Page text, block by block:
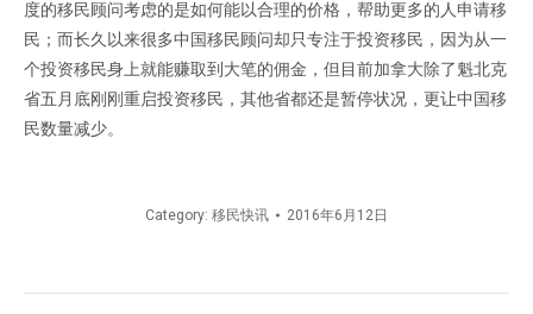
度的移民顾问考虑的是如何能以合理的价格，帮助更多的人申请移
民；而长久以来很多中国移民顾问却只专注于投资移民，因为从一
个投资移民身上就能赚取到大笔的佣金，但目前加拿大除了魁北克
省五月底刚刚重启投资移民，其他省都还是暂停状况，更让中国移
民数量减少。
Category: 移民快讯 2016年6月12日